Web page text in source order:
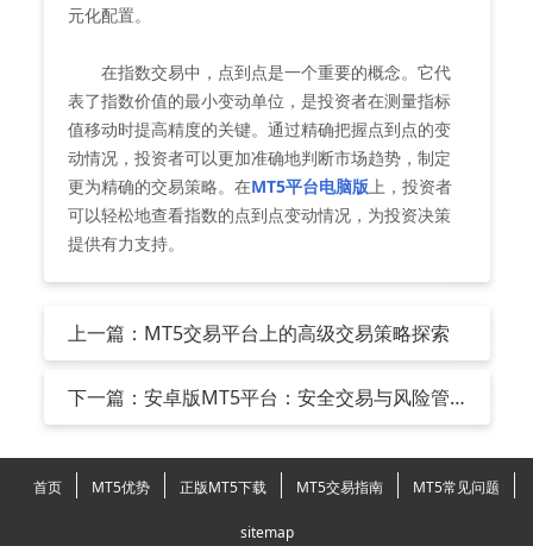
元化配置。
在指数交易中，点到点是一个重要的概念。它代
表了指数价值的最小变动单位，是投资者在测量指标
值移动时提高精度的关键。通过精确把握点到点的变
动情况，投资者可以更加准确地判断市场趋势，制定
更为精确的交易策略。在MT5平台电脑版上，投资者
可以轻松地查看指数的点到点变动情况，为投资决策
提供有力支持。
上一篇：MT5交易平台上的高级交易策略探索
下一篇：安卓版MT5平台：安全交易与风险管
理
首页 MT5优势 正版MT5下载 MT5交易指南 MT5常见问题
sitemap